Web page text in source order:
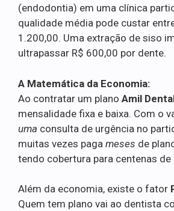
(endodontia) em uma clínica
qualidade média pode custar
1.200,00. Uma extração de siso
ultrapassar R$ 600,00 por dente.
A Matemática da Economia:
Ao contratar um plano Amil
mensalidade fixa e baixa. Com o
uma consulta de urgência no
muitas vezes paga meses de
tendo cobertura para centenas
Além da economia, existe o fator
Quem tem plano vai ao dentista